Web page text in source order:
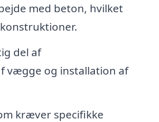
med beton, hvilket
del af
vægge og installation af
kræver specifikke